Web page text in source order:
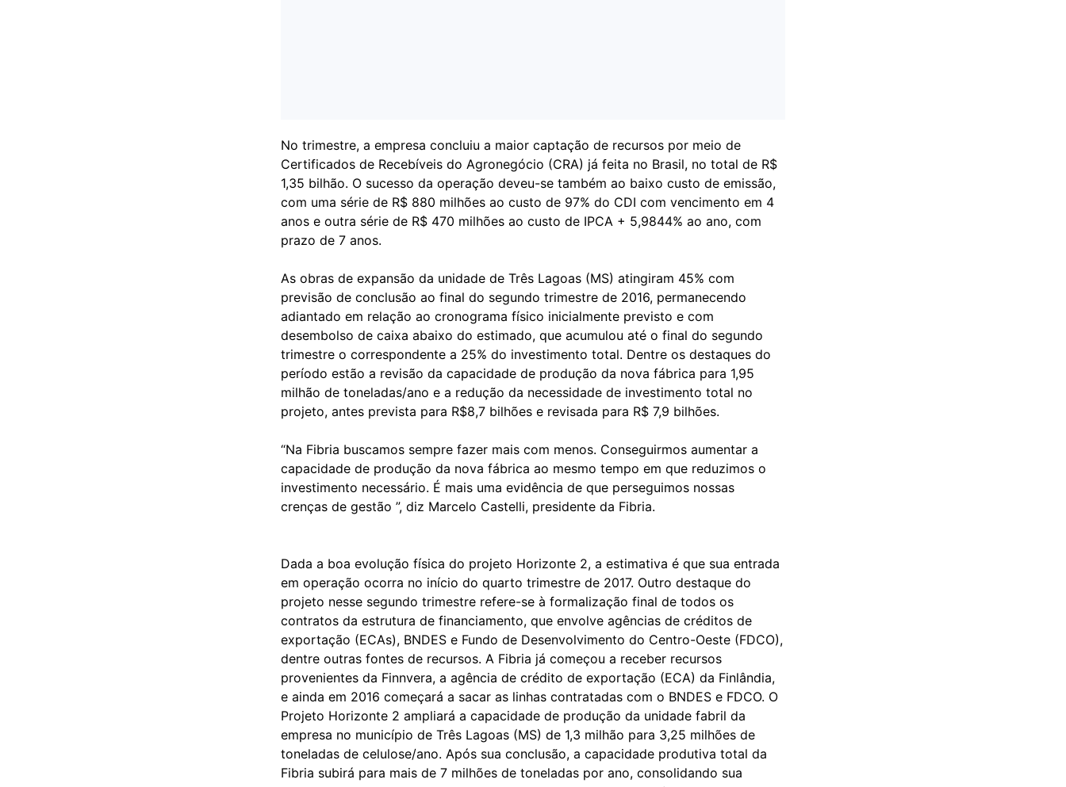
No trimestre, a empresa concluiu a maior captação de recursos por meio de
Certificados de Recebíveis do Agronegócio (CRA) já feita no Brasil, no total de R$
1,35 bilhão. O sucesso da operação deveu-se também ao baixo custo de emissão,
com uma série de R$ 880 milhões ao custo de 97% do CDI com vencimento em 4
anos e outra série de R$ 470 milhões ao custo de IPCA + 5,9844% ao ano, com
prazo de 7 anos.
As obras de expansão da unidade de Três Lagoas (MS) atingiram 45% com
previsão de conclusão ao final do segundo trimestre de 2016, permanecendo
adiantado em relação ao cronograma físico inicialmente previsto e com
desembolso de caixa abaixo do estimado, que acumulou até o final do segundo
trimestre o correspondente a 25% do investimento total. Dentre os destaques do
período estão a revisão da capacidade de produção da nova fábrica para 1,95
milhão de toneladas/ano e a redução da necessidade de investimento total no
projeto, antes prevista para R$8,7 bilhões e revisada para R$ 7,9 bilhões.
“Na Fibria buscamos sempre fazer mais com menos. Conseguirmos aumentar a
capacidade de produção da nova fábrica ao mesmo tempo em que reduzimos o
investimento necessário. É mais uma evidência de que perseguimos nossas
crenças de gestão ”, diz Marcelo Castelli, presidente da Fibria.
Dada a boa evolução física do projeto Horizonte 2, a estimativa é que sua entrada
em operação ocorra no início do quarto trimestre de 2017. Outro destaque do
projeto nesse segundo trimestre refere-se à formalização final de todos os
contratos da estrutura de financiamento, que envolve agências de créditos de
exportação (ECAs), BNDES e Fundo de Desenvolvimento do Centro-Oeste (FDCO),
dentre outras fontes de recursos. A Fibria já começou a receber recursos
provenientes da Finnvera, a agência de crédito de exportação (ECA) da Finlândia,
e ainda em 2016 começará a sacar as linhas contratadas com o BNDES e FDCO. O
Projeto Horizonte 2 ampliará a capacidade de produção da unidade fabril da
empresa no município de Três Lagoas (MS) de 1,3 milhão para 3,25 milhões de
toneladas de celulose/ano. Após sua conclusão, a capacidade produtiva total da
Fibria subirá para mais de 7 milhões de toneladas por ano, consolidando sua